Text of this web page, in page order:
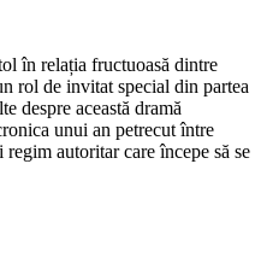
în relația fructuoasă dintre
rol de invitat special din partea
despre această dramă
unui an petrecut între
autoritar care începe să se